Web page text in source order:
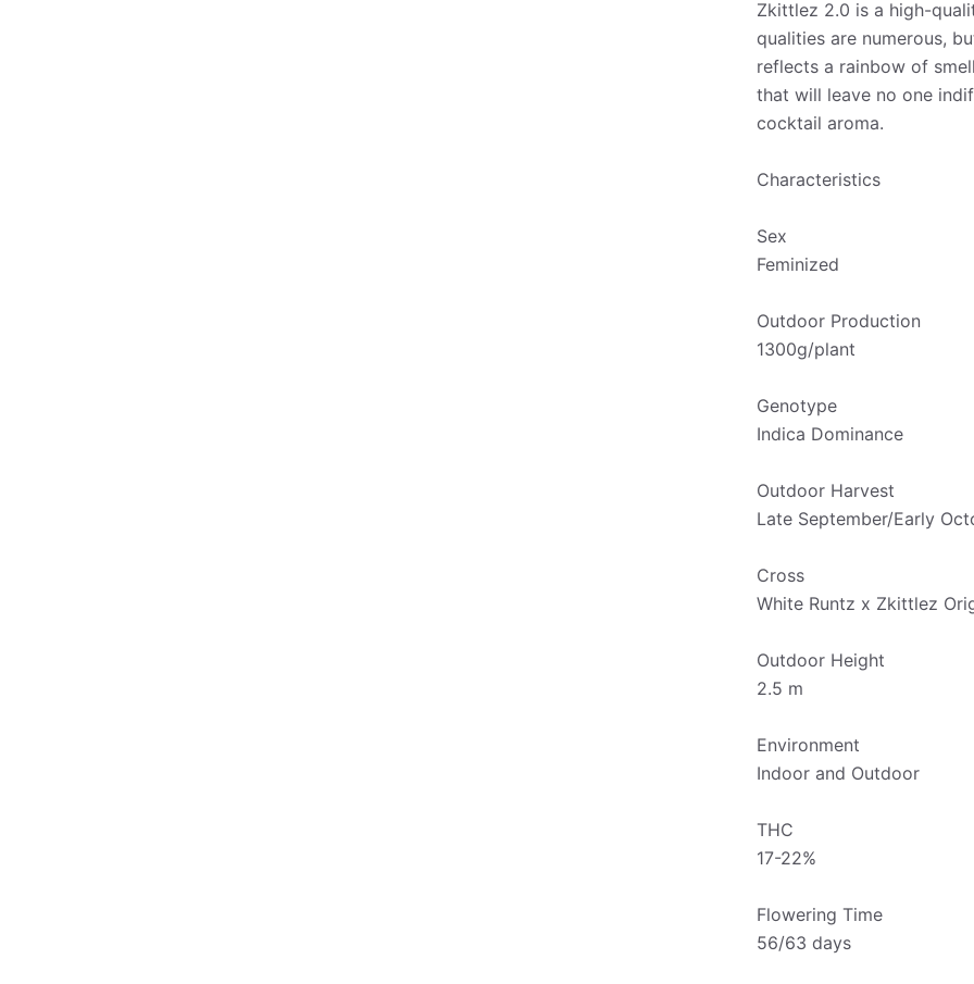
Zkittlez 2.0 is a high-
qualities are numerous,
reflects a rainbow of
that will leave no one
cocktail aroma.
Characteristics
Sex
Feminized
Outdoor Production
1300g/plant
Genotype
Indica Dominance
Outdoor Harvest
Late September/Early
Cross
White Runtz x Zkittlez
Outdoor Height
2.5 m
Environment
Indoor and Outdoor
THC
17-22%
Flowering Time
56/63 days